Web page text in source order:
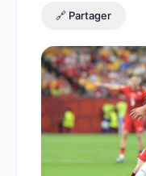
🔗 Partager